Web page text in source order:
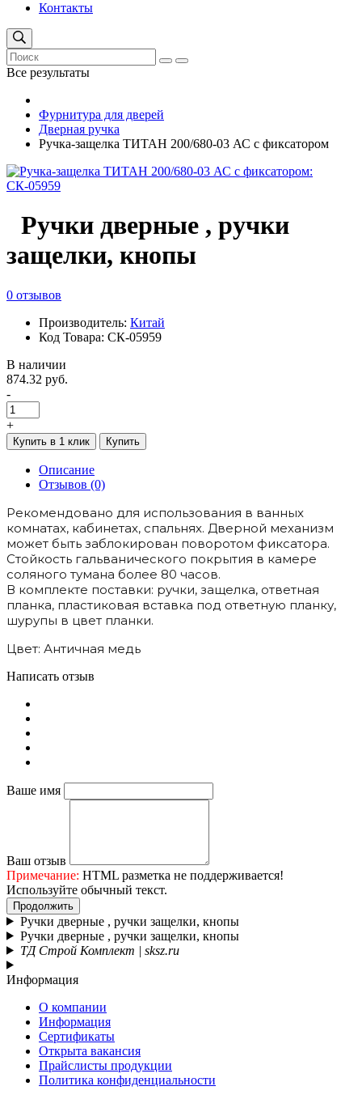
Контакты
Все результаты
Фурнитура для дверей
Дверная ручка
Ручка-защелка ТИТАН 200/680-03 АС с фиксатором
Ручки дверные , ручки
защелки, кнопы
0 отзывов
Производитель: Китай
Код Товара: СК-05959
В наличии
874.32 руб.
-
+
Купить в 1 клик Купить
Описание
Отзывов (0)
Рекомендовано для использования в ванных
комнатах, кабинетах, спальнях. Дверной механизм
может быть заблокирован поворотом фиксатора.
Стойкость гальванического покрытия в камере
соляного тумана более 80 часов.
В комплекте поставки: ручки, защелка, ответная
планка, пластиковая вставка под ответную планку,
шурупы в цвет планки.
Цвет: Античная медь
Написать отзыв
Ваше имя
Ваш отзыв
Примечание: HTML разметка не поддерживается!
Используйте обычный текст.
Продолжить
Ручки дверные , ручки защелки, кнопы
Ручки дверные , ручки защелки, кнопы
ТД Строй Комплект | sksz.ru
Информация
О компании
Информация
Сертификаты
Открыта вакансия
Прайслисты продукции
Политика конфиденциальности